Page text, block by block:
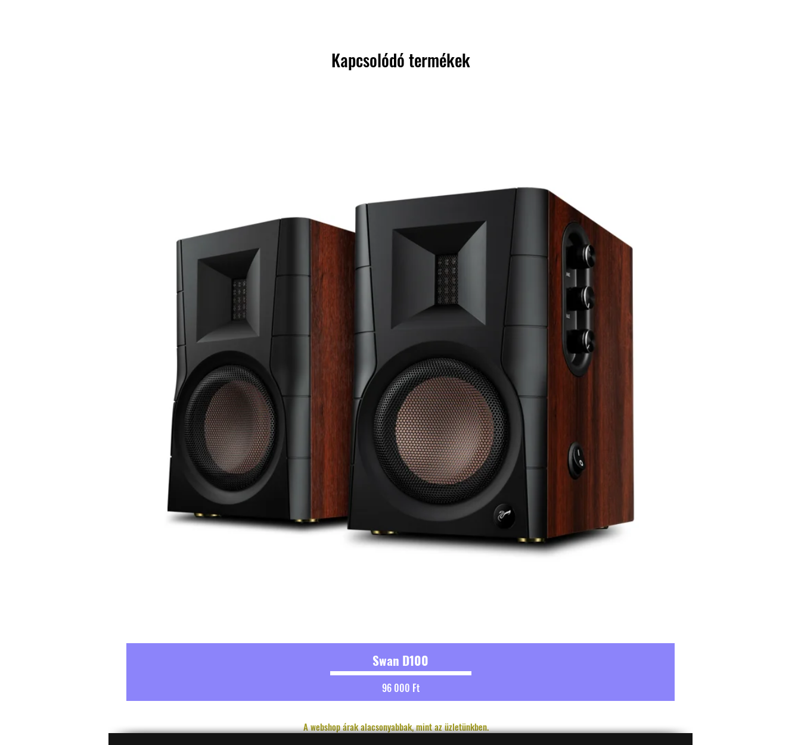
Kapcsolódó termékek
Swan D100
Ár
96 000 Ft
A webshop árak alacsonyabbak, mint az üzletünkben.